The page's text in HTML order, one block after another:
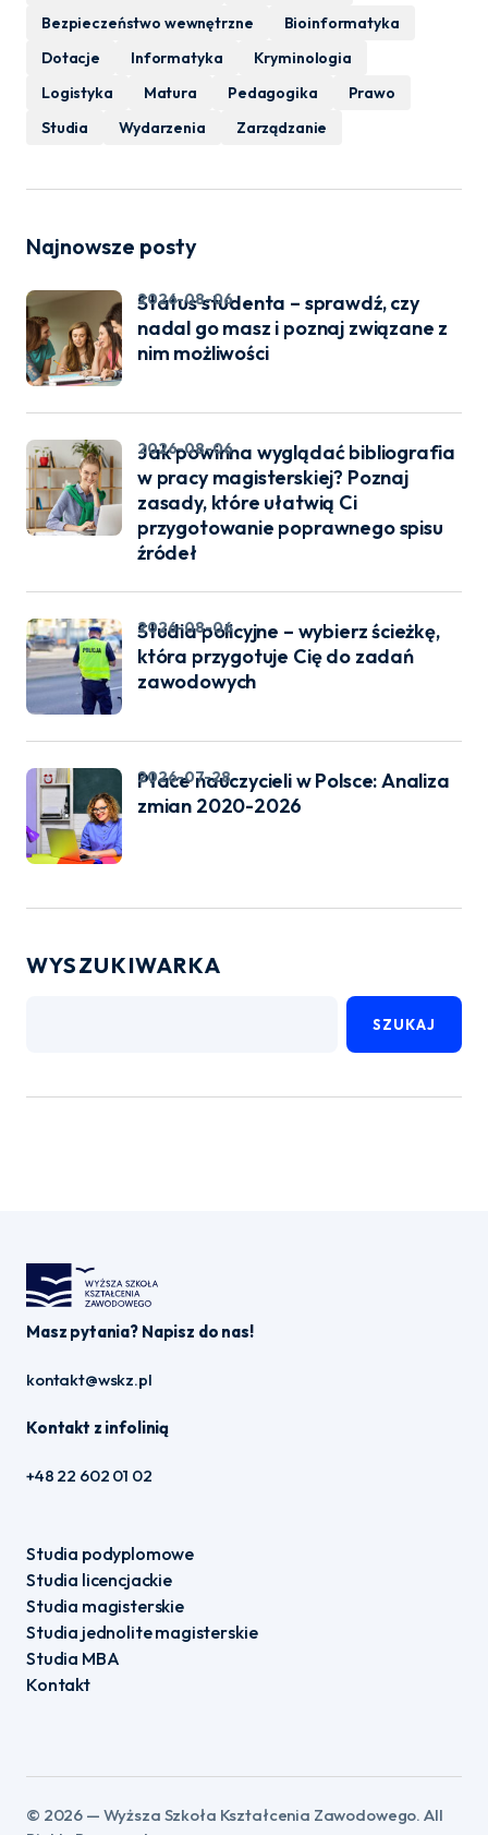
Bezpieczeństwo wewnętrzne
Bioinformatyka
Dotacje
Informatyka
Kryminologia
Logistyka
Matura Pedagogika
Prawo
Studia
Wydarzenia Zarządzanie
Najnowsze posty
Status studenta – sprawdź, czy
nadal go masz i poznaj związane z
nim możliwości
2026-08-06
Jak powinna wyglądać bibliografia
w pracy magisterskiej? Poznaj
zasady, które ułatwią Ci
przygotowanie poprawnego spisu
źródeł
2026-08-06
Studia policyjne – wybierz ścieżkę,
która przygotuje Cię do zadań
zawodowych
2026-08-06
Płace nauczycieli w Polsce: Analiza
zmian 2020-2026
2026-07-28
WYSZUKIWARKA
SZUKAJ
Masz pytania? Napisz do nas!
kontakt@wskz.pl
Kontakt z infolinią
+48 22 602 01 02
Studia podyplomowe
Studia licencjackie
Studia magisterskie
Studia jednolite magisterskie
Studia MBA
Kontakt
©️ 2026 — Wyższa Szkoła Kształcenia Zawodowego. All